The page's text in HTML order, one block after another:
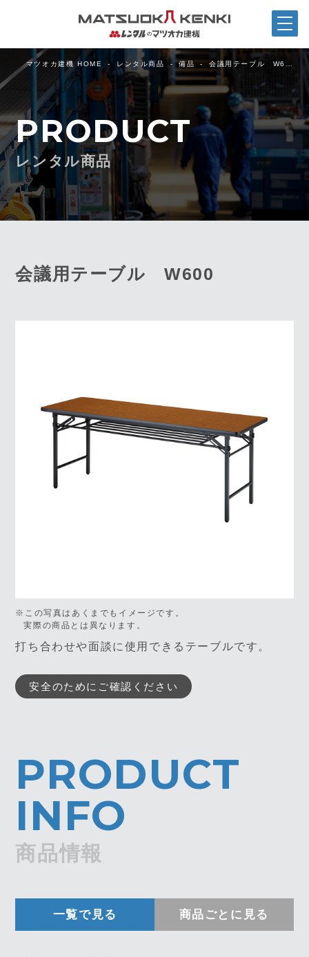
マツオカ建機 HOME レンタル商品 備品 会議用テーブル W6…
PRODUCT
レンタル商品
会議用テーブル W600
※この写真はあくまでもイメージです。
実際の商品とは異なります。
打ち合わせや面談に使用できるテーブルです。
安全のためにご確認ください
PRODUCT
INFO
商品情報
一覧で見る 商品ごとに見る